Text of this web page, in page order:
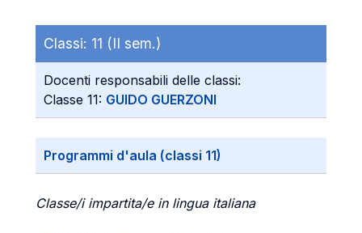
Classi: 11 (II sem.)
Docenti responsabili delle classi:
Classe 11: GUIDO GUERZONI
Programmi d'aula (classi 11)
Classe/i impartita/e in lingua italiana